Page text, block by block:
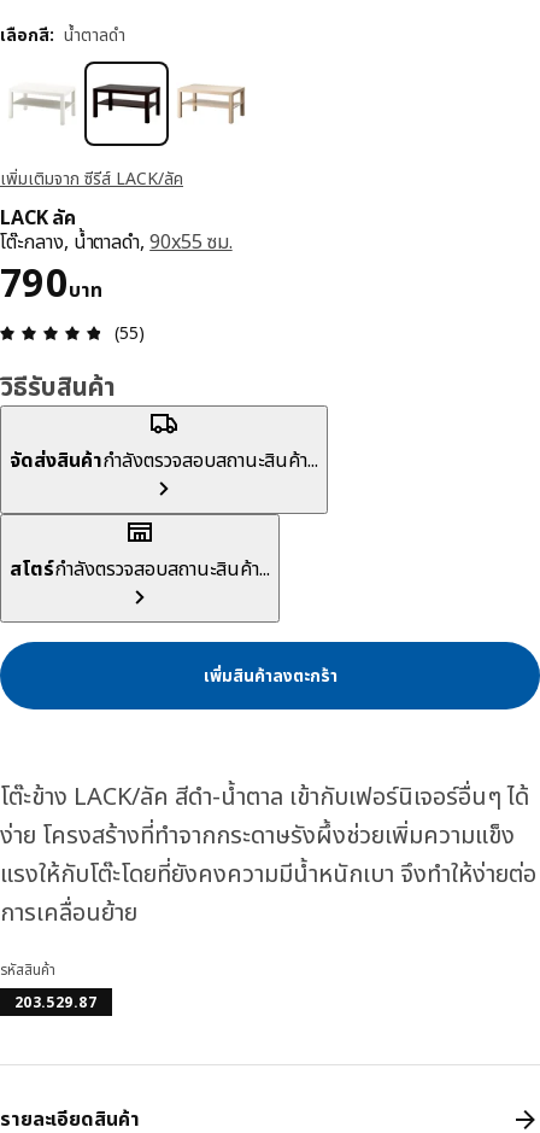
เพิ่มเติมจาก ซีรีส์ LACK/ลัค
LACK ลัค
โต๊ะกลาง, น้ำตาลดำ,90x55 ซม.
790บาท
ราคา 790บาท
ความคิดเห็น: 4.8 จาก 5 ดาว รีวิวทั้งหมด: 55
(55)
เลือกสี: น้ำตาลดำ
วิธีรับสินค้า
จัดส่งสินค้ากำลังตรวจสอบสถานะสินค้า...
สโตร์กำลังตรวจสอบสถานะสินค้า...
เพิ่มสินค้าลงตะกร้า
โต๊ะข้าง LACK/ลัค สีดำ-น้ำตาล เข้ากับเฟอร์นิเจอร์อื่นๆ ได้
ง่าย โครงสร้างที่ทำจากกระดาษรังผึ้งช่วยเพิ่มความแข็ง
แรงให้กับโต๊ะโดยที่ยังคงความมีน้ำหนักเบา จึงทำให้ง่ายต่อ
การเคลื่อนย้าย
รหัสสินค้า
203.529.87
รายละเอียดสินค้า